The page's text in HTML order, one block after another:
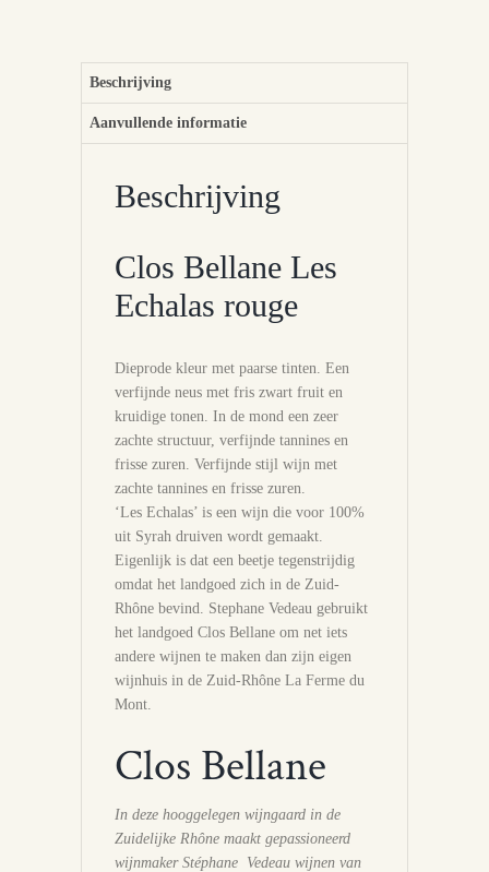
Beschrijving
Aanvullende informatie
Beschrijving
Clos Bellane Les
Echalas rouge
Dieprode kleur met paarse tinten. Een
verfijnde neus met fris zwart fruit en
kruidige tonen. In de mond een zeer
zachte structuur, verfijnde tannines en
frisse zuren. Verfijnde stijl wijn met
zachte tannines en frisse zuren.
‘Les Echalas’ is een wijn die voor 100%
uit Syrah druiven wordt gemaakt.
Eigenlijk is dat een beetje tegenstrijdig
omdat het landgoed zich in de Zuid-
Rhône bevind. Stephane Vedeau gebruikt
het landgoed Clos Bellane om net iets
andere wijnen te maken dan zijn eigen
wijnhuis in de Zuid-Rhône La Ferme du
Mont.
Clos Bellane
In deze hooggelegen wijngaard in de
Zuidelijke Rhône maakt gepassioneerd
wijnmaker Stéphane Vedeau wijnen van